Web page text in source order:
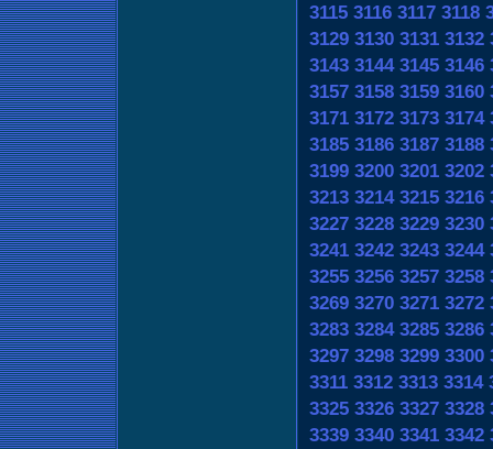
3115 3116 3117 3118
3129 3130 3131 3132
3143 3144 3145 3146
3157 3158 3159 3160
3171 3172 3173 3174
3185 3186 3187 3188
3199 3200 3201 3202
3213 3214 3215 3216
3227 3228 3229 3230
3241 3242 3243 3244
3255 3256 3257 3258
3269 3270 3271 3272
3283 3284 3285 3286
3297 3298 3299 3300
3311 3312 3313 3314
3325 3326 3327 3328
3339 3340 3341 3342